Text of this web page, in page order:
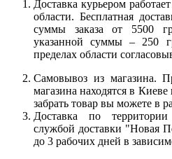
Доставка курьером
области. Бесплатная
суммы заказа от 5500
указанной суммы – 250
пределах области
Самовывоз из магазина.
магазина находятся в
забрать товар вы можете в
Доставка по
службой доставки "Новая
до 3 рабочих дней в